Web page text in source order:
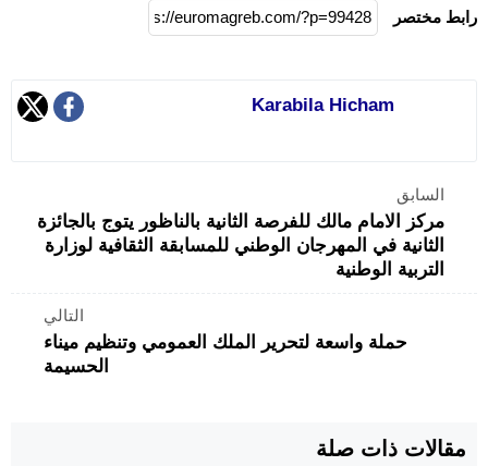
رابط مختصر
Karabila Hicham
السابق
مركز الامام مالك للفرصة الثانية بالناظور يتوج بالجائزة
الثانية في المهرجان الوطني للمسابقة الثقافية لوزارة
التربية الوطنية
التالي
حملة واسعة لتحرير الملك العمومي وتنظيم ميناء
الحسيمة
مقالات ذات صلة